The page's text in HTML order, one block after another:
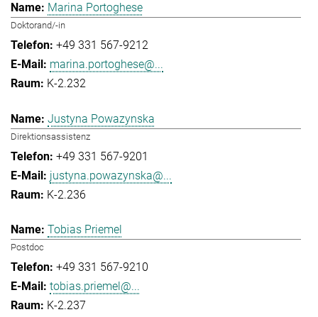
Marina Portoghese
Doktorand/-in
+49 331 567-9212
marina.portoghese@...
K-2.232
Justyna Powazynska
Direktionsassistenz
+49 331 567-9201
justyna.powazynska@...
K-2.236
Tobias Priemel
Postdoc
+49 331 567-9210
tobias.priemel@...
K-2.237